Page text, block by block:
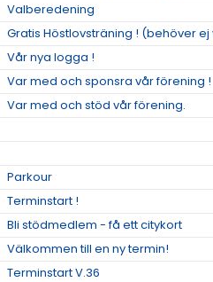
Valberedening
Gratis Höstlovsträning ! (behöver
Vår nya logga !
Var med och sponsra vår förening !
Var med och stöd vår förening.
Parkour
Terminstart !
Bli stödmedlem - få ett citykort
Välkommen till en ny termin!
Terminstart V.36